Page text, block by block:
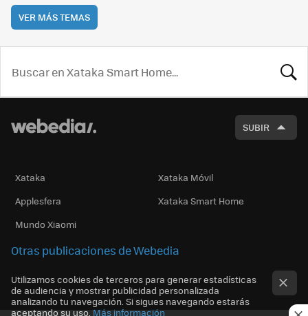
VER MÁS TEMAS
SUBIR
Xataka
Xataka Móvil
Applesfera
Xataka Smart Home
Mundo Xiaomi
Otras publicaciones de Webedia
Utilizamos cookies de terceros para generar estadísticas
de audiencia y mostrar publicidad personalizada
analizando tu navegación. Si sigues navegando estarás
aceptando su uso. Más información